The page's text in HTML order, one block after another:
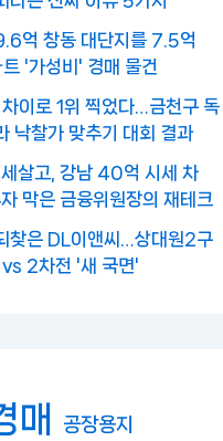
억 창동 대단지를 7.5억
'가성비' 경매 물건
이로 1위 찍었다…금천구 독
낙찰가 맞추기 대회 결과
살고, 강남 40억 시세 차
막은 금융위원장의 재테크
찾은 DL이앤씨…상대원2구
vs 2차전 '새 국면'
매 공장용지